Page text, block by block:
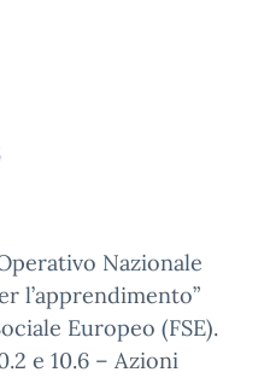
Nazionale
l’apprendimento”
Europeo (FSE).
e 10.6 – Azioni